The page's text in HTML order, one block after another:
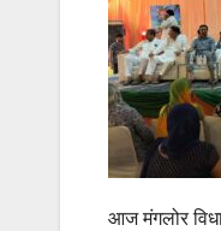
आज मंगलोर